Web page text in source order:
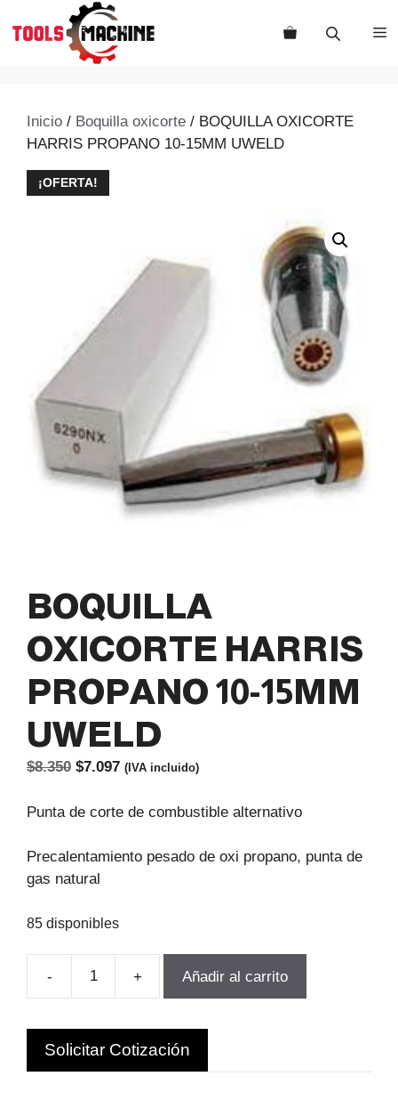
Inicio / Boquilla oxicorte / BOQUILLA OXICORTE
HARRIS PROPANO 10-15MM UWELD
¡OFERTA!
BOQUILLA
OXICORTE HARRIS
PROPANO 10-15MM
UWELD
$8.350 El
original
$8.350.
$7.097El
actual
$7.097.
(IVA incluido)
Punta de corte de combustible alternativo
Precalentamiento pesado de oxi propano, punta de
gas natural
85 disponibles
-
BOQUILLA
HARRIS
PROPANO
10-
+ Añadir al carrito
Solicitar Cotización